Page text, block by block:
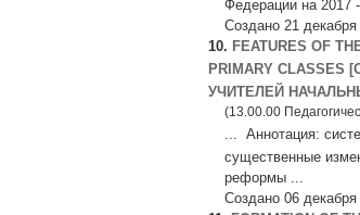
Федерации на 2017
Создано 21 декабря
10. FEATURES OF
PRIMARY
УЧИТЕЛЕЙ
(13.00.00
... Аннотация:
существенные
реформы ...
Создано 06 декабря